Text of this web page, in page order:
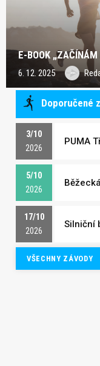
E-BOOK
6. 12. 2025
Doporučené
3/10
2026
PUMA
5/10
2026
17/10
2026
Silniční
VŠECHNY ZÁVODY